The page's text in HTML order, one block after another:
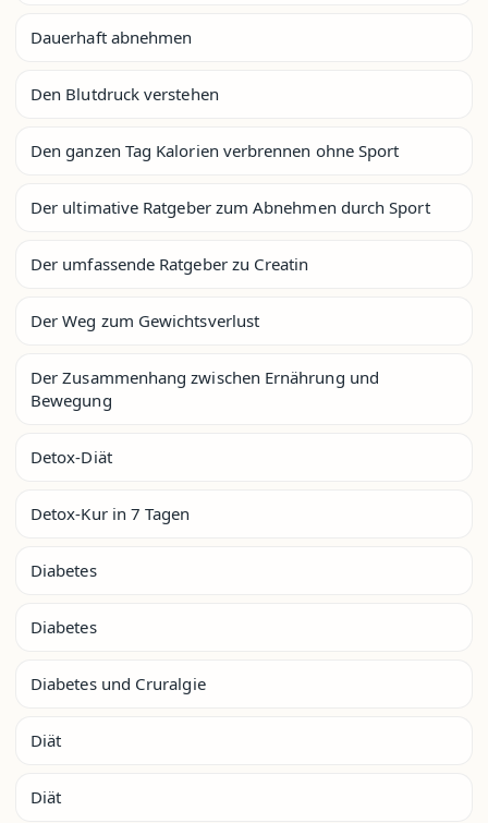
Dauerhaft abnehmen
Den Blutdruck verstehen
Den ganzen Tag Kalorien verbrennen ohne Sport
Der ultimative Ratgeber zum Abnehmen durch Sport
Der umfassende Ratgeber zu Creatin
Der Weg zum Gewichtsverlust
Der Zusammenhang zwischen Ernährung und
Bewegung
Detox-Diät
Detox-Kur in 7 Tagen
Diabetes
Diabetes
Diabetes und Cruralgie
Diät
Diät